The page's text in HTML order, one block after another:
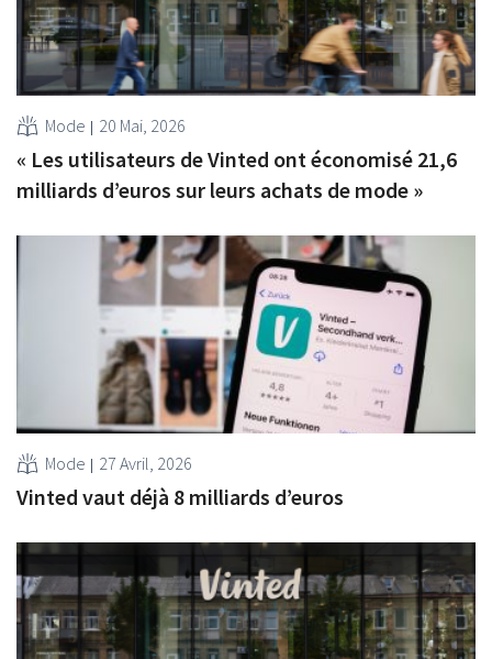
Mode 20 Mai, 2026
« Les utilisateurs de Vinted ont économisé 21,6
milliards d’euros sur leurs achats de mode »
Mode 27 Avril, 2026
Vinted vaut déjà 8 milliards d’euros